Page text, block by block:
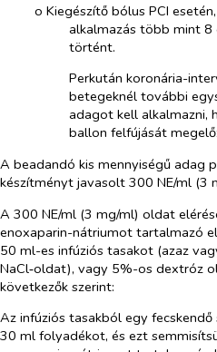
o​ Kiegészítő bólus PCI
alkalmazás több mint
történt.
Perkután koronária-
betegeknél további
adagot kell alkalmazni,
ballon felfújását
A beadandó kis mennyiségű adag
készítményt javasolt 300 NE/ml (3
A 300 NE/ml (3 mg/ml) oldat
enoxaparin-nátriumot tartalmazó
50 ml-es infúziós tasakot (azaz
NaCl‑oldat), vagy 5%-os dextróz
következők szerint:
Az infúziós tasakból egy
30 ml folyadékot, és ezt